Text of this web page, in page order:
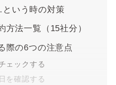
いう時の対策
方法一覧（15社分）
際の6つの注意点
ェックする
を確認する